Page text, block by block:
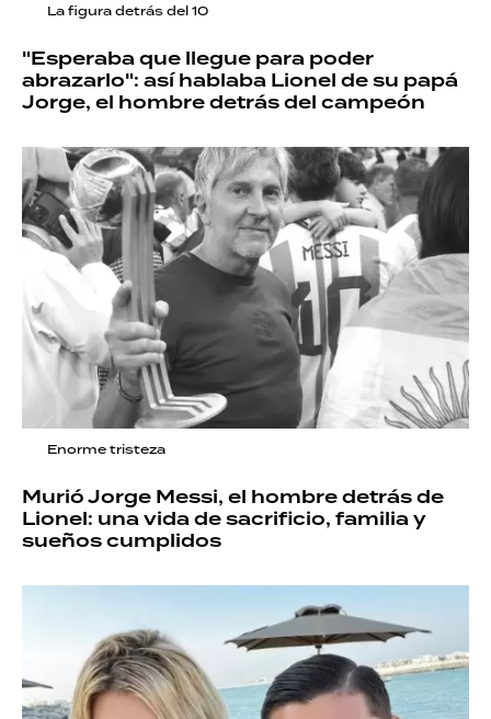
La figura detrás del 10
"Esperaba que llegue para poder
abrazarlo": así hablaba Lionel de su papá
Jorge, el hombre detrás del campeón
Enorme tristeza
Murió Jorge Messi, el hombre detrás de
Lionel: una vida de sacrificio, familia y
sueños cumplidos